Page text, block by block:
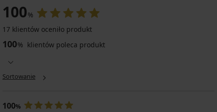
100%
17 klientów oceniło produkt
100% klientów poleca produkt
Sortowanie
100%